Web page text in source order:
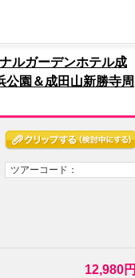
ルガーデンホテル成
公園＆成田山新勝寺周
ツアーコード：
12,980円